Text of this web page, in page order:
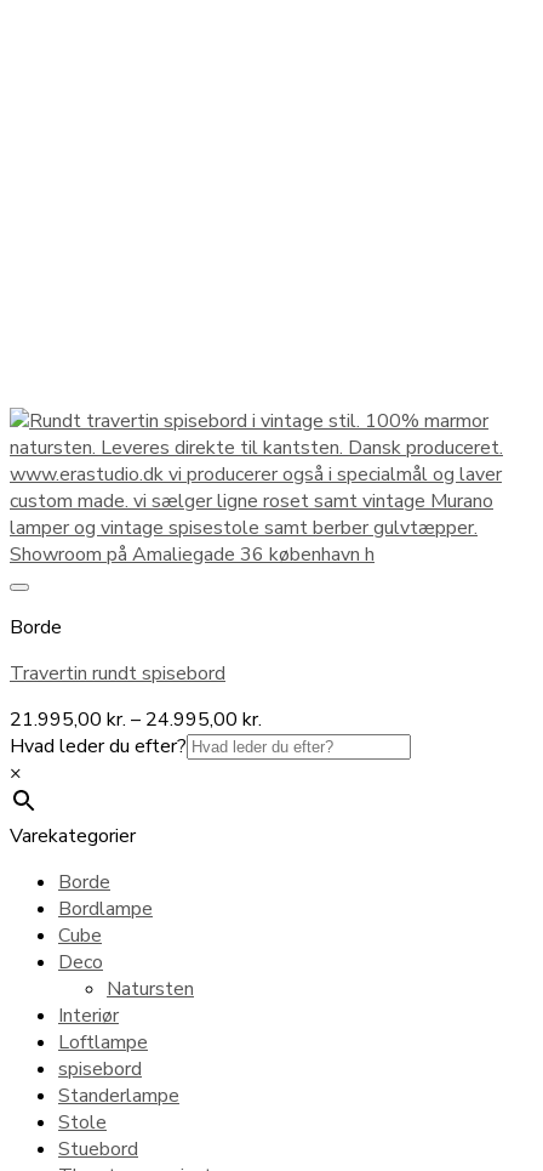
Borde
Travertin rundt spisebord
21.995,00 kr. – 24.995,00 kr.
21.995,00 kr.
Hvad leder du efter?
×
Varekategorier
Borde
Bordlampe
Cube
Deco
Natursten
Interiør
Loftlampe
spisebord
Standerlampe
Stole
Stuebord